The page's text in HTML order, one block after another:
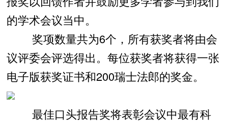
的学术会议当中。
奖项数量共为6个，所有获奖者将由会
议评委会评选得出。每位获奖者将获得一张
电子版获奖证书和200瑞士法郎的奖金。
最佳口头报告奖将表彰会议中最有科